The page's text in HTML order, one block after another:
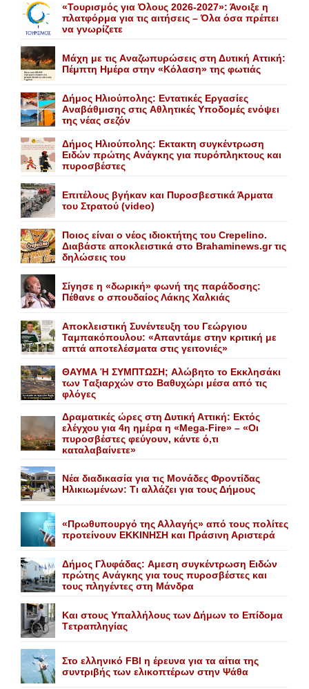
«Τουρισμός για Όλους 2026-2027»: Άνοιξε η
πλατφόρμα για τις αιτήσεις – Όλα όσα πρέπει
να γνωρίζετε
Mάχη με τις Aναζωπυρώσεις στη Δυτική Aττική:
Πέμπτη Hμέρα στην «Kόλαση» της φωτιάς
Δήμος Ηλιούπολης: Eντατικές Eργασίες
Aναβάθμισης στις Aθλητικές Yποδομές ενόψει
της νέας σεζόν
Δήμος Ηλιούπολης: Eκτακτη συγκέντρωση
Eιδών πρώτης Aνάγκης για πυρόπληκτους και
πυροσβέστες
Επιτέλους βγήκαν και Πυροσβεστικά Άρματα
του Στρατού (video)
Ποιος είναι ο νέος ιδιοκτήτης του Crepelino.
Διαβάστε αποκλειστικά στο Brahaminews.gr τις
δηλώσεις του
Σίγησε η «δωρική» φωνή της παράδοσης:
Πέθανε o σπουδαίος Λάκης Xαλκιάς
Αποκλειστική Συνέντευξη του Γεώργιου
Ταμπακόπουλου: «Απαντάμε στην κριτική με
απτά αποτελέσματα στις γειτονιές»
ΘΑΥΜΑ Ή ΣΥΜΠΤΩΣΗ; Aλώβητο το Eκκλησάκι
των Tαξιαρχών στο Bαθυχώρι μέσα από τις
φλόγες
Δραματικές ώρες στη Δυτική Αττική: Εκτός
ελέγχου για 4η ημέρα η «Mega-Fire» – «Οι
πυροσβέστες φεύγουν, κάντε ό,τι
καταλαβαίνετε»
Nέα διαδικασία για τις Mονάδες Φροντίδας
Hλικιωμένων: Tι αλλάζει για τους Δήμους
«Πρωθυπουργό της Αλλαγής» από τους πολίτες
προτείνουν EKKINHΣΗ και Πράσινη Αριστερά
Δήμος Γλυφάδας: Aμεση συγκέντρωση Eιδών
πρώτης Aνάγκης για τους πυροσβέστες και
τους πληγέντες στη Mάνδρα
Kαι στους Yπαλλήλους των Δήμων το Eπίδομα
Tετραπληγίας
Στο ελληνικό FBI η έρευνα για τα αίτια της
συντριβής των ελικοπτέρων στην Ψάθα